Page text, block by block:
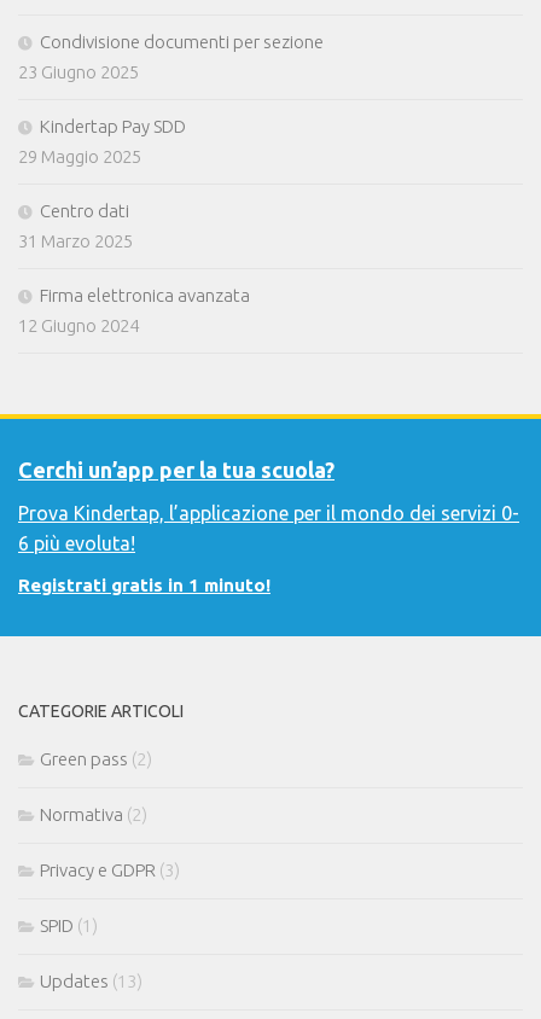
Condivisione documenti per sezione
23 Giugno 2025
Kindertap Pay SDD
29 Maggio 2025
Centro dati
31 Marzo 2025
Firma elettronica avanzata
12 Giugno 2024
Cerchi un’app per la tua scuola?
Prova Kindertap, l’applicazione per il mondo dei servizi 0-
6 più evoluta!
Registrati gratis in 1 minuto!
CATEGORIE ARTICOLI
Green pass (2)
Normativa (2)
Privacy e GDPR (3)
SPID (1)
Updates (13)